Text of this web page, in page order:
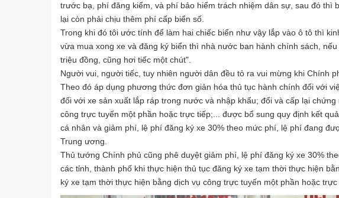
trước bạ, phí đăng kiểm, và phí bảo hiểm trách nhiệm dân sự, sau đó thì
lại còn phải chịu thêm phí cấp biển số.
Trong khi đó tôi ước tính để làm hai chiếc biển như vậy lắp vào ô tô thì
vừa mua xong xe và đăng ký biển thì nhà nước ban hành chính sách,
triệu đồng, cũng hơi tiếc một chút".
Người vui, người tiếc, tuy nhiên người dân đều tỏ ra vui mừng khi Chính
Theo đó áp dụng phương thức đơn giản hóa thủ tục hành chính đối với
đối với xe sản xuất lắp ráp trong nước và nhập khẩu; đổi và cấp lại
công trực tuyến một phần hoặc trực tiếp;... được bổ sung quy định kết
cá nhân và giảm phí, lệ phí đăng ký xe 30% theo mức phí, lệ phí đang
Trung ương.
Thủ tướng Chính phủ cũng phê duyệt giảm phí, lệ phí đăng ký xe 30%
các tỉnh, thành phố khi thực hiện thủ tục đăng ký xe tạm thời thực hiện
ký xe tạm thời thực hiện bằng dịch vụ công trực tuyến một phần hoặc trực